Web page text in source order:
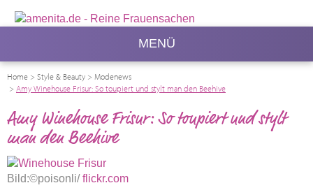
MENÜ
Home > Style & Beauty > Modenews
> Amy Winehouse Frisur: So toupiert und stylt man den Beehive
Amy Winehouse Frisur: So toupiert und stylt
man den Beehive
Bild:©poisonli/flickr.com